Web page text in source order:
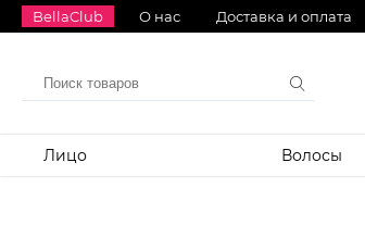
BellaClub О нас Доставка и оплата
Лицо Волосы